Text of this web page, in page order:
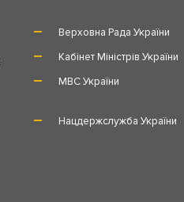
Верховна Рада України
Кабінет Міністрів України
МВС України
Нацдержслужба України